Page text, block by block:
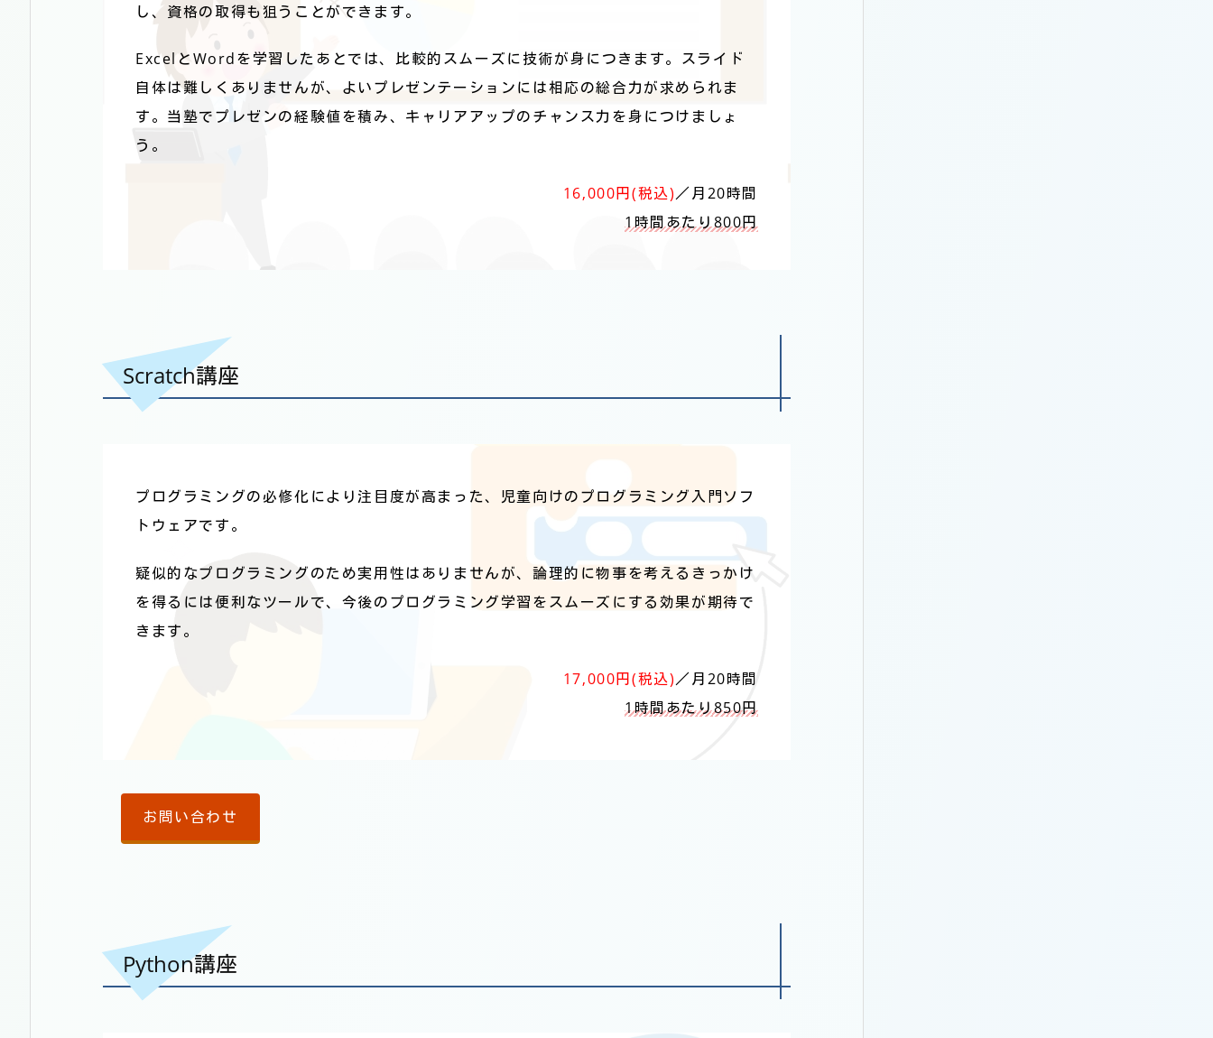
し、資格の取得も狙うことができます。
ExcelとWordを学習したあとでは、比較的スムーズに技術が身につきます。スライド
自体は難しくありませんが、よいプレゼンテーションには相応の総合力が求められま
す。当塾でプレゼンの経験値を積み、キャリアアップのチャンス力を身につけましょ
う。
16,000円(税込)／月20時間
1時間あたり800円
Scratch講座
プログラミングの必修化により注目度が高まった、児童向けのプログラミング入門ソフ
トウェアです。
疑似的なプログラミングのため実用性はありませんが、論理的に物事を考えるきっかけ
を得るには便利なツールで、今後のプログラミング学習をスムーズにする効果が期待で
きます。
17,000円(税込)／月20時間
1時間あたり850円
お問い合わせ
Python講座